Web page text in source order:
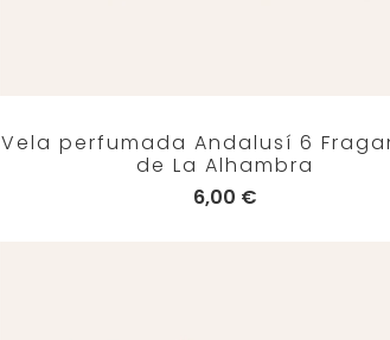
Vela perfumada Andalusí 6
de La Alhambra
6,00 €